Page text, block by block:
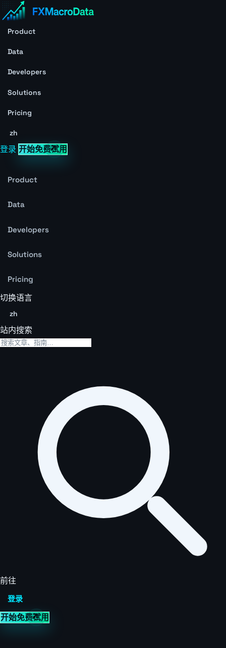
Product
Data
Developers
Solutions
Pricing
zh
登录 开始免费试用
Product
Data
Developers
Solutions
Pricing
切换语言
zh
站内搜索
前往
登录
开始免费试用